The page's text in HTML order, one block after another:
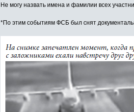
Не могу назвать имена и фамилии всех
*По этим событиям ФСБ был снят